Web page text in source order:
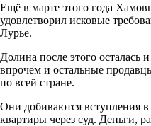
Ещё в марте этого года
удовлетворил исковые
Лурье.
Долина после этого осталась
впрочем и остальные
по всей стране.
Они добиваются вступления
квартиры через суд. Деньги,